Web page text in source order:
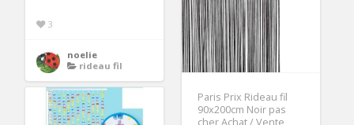
3
noelie
rideau fil
Paris Prix Rideau fil
90x200cm Noir pas